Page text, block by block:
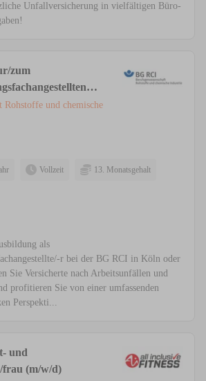
Unfallversicherung in vielfältigen Büro-
zum
Rohstoffe und chemische
Vollzeit 13. Monatsgehalt
als
r bei der BG RCI in Köln oder
Sie Versicherte nach Arbeitsunfällen und
profitieren Sie von einer umfassenden
Perspekti...
und
frau (m/w/d)